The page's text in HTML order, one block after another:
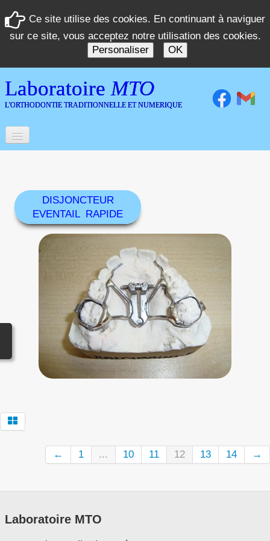
Ce site utilise des cookies. En continuant à naviguer
sur ce site, vous acceptez notre utilisation des cookies.
Personaliser
OK
LaboratoireMTO
L'ORTHODONTIE TRADITIONNELLE ET NUMERIQUE
Orthèses▼
Numérisation 3D
DISJONCTEUR
EVENTAIL RAPIDE
← 1 ... 10 11 12 13 14 →
Laboratoire MTO